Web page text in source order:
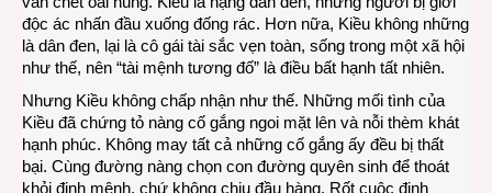
độc ác nhấn đầu xuống đống rác. Hơn nữa, Kiều không những
là dân đen, lại là cô gái tài sắc vẹn toàn, sống trong một xã hội
như thế, nên “tài mệnh tương đố” là điều bất hạnh tất nhiên.
Nhưng Kiều không chấp nhận như thế. Những mối tình của
Kiều đã chứng tỏ nàng cố gắng ngoi mặt lên và nỗi thèm khát
hạnh phúc. Không may tất cả những cố gắng ấy đều bị thất
bại. Cùng đường nàng chọn con đường quyên sinh để thoát
khỏi định mệnh, chứ không chịu đầu hàng. Rốt cuộc định